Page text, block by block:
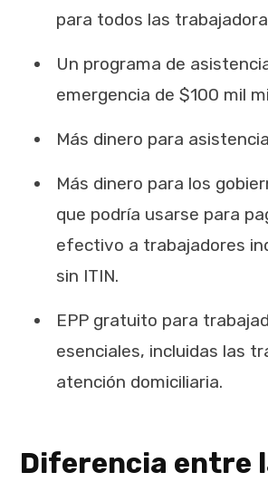
para todos las
Un programa de
emergencia de $100 mil
Más dinero para
Más dinero para los
que podría usarse para
efectivo a trabajadores
sin ITIN.
EPP gratuito para
esenciales, incluidas las
atención domiciliaria.
Diferencia entre